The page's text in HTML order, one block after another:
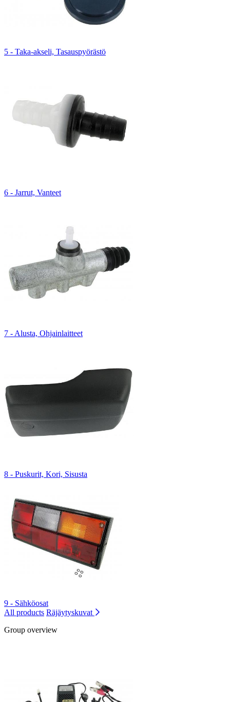
5 - Taka-akseli, Tasauspyörästö
6 - Jarrut, Vanteet
7 - Alusta, Ohjainlaitteet
8 - Puskurit, Kori, Sisusta
9 - Sähköosat
All products Räjäytyskuvat
Group overview